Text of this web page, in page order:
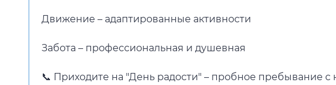
Движение – адаптированные активности
Забота – профессиональная и душевная
📞 Приходите на "День радости" – пробное пребывание